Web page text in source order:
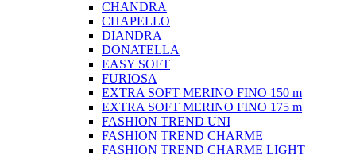
CHANDRA
CHAPELLO
DIANDRA
DONATELLA
EASY SOFT
FURIOSA
EXTRA SOFT MERINO FINO 150 m
EXTRA SOFT MERINO FINO 175 m
FASHION TREND UNI
FASHION TREND CHARME
FASHION TREND CHARME LIGHT